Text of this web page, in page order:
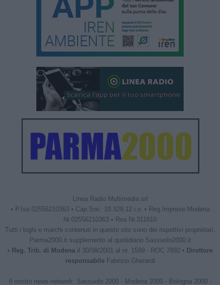
Linea Radio Multimedia srl
• P.Iva 02556210363 • Cap.Soc. 10.329,12 i.v. • Reg.Imprese Modena
Nr.02556210363 • Rea Nr.311810
Tutti i loghi e marchi contenuti in questo sito sono dei rispettivi proprietari.
Parma2000.it supplemento al quotidiano Sassuolo2000.it
• Reg. Trib. di Modena il 30/08/2001 al nr. 1599 - ROC 7892 • Direttore
responsabileFabrizio Gherardi
Il nostro news-network: Sassuolo 2000- Modena 2000- Bologna 2000-